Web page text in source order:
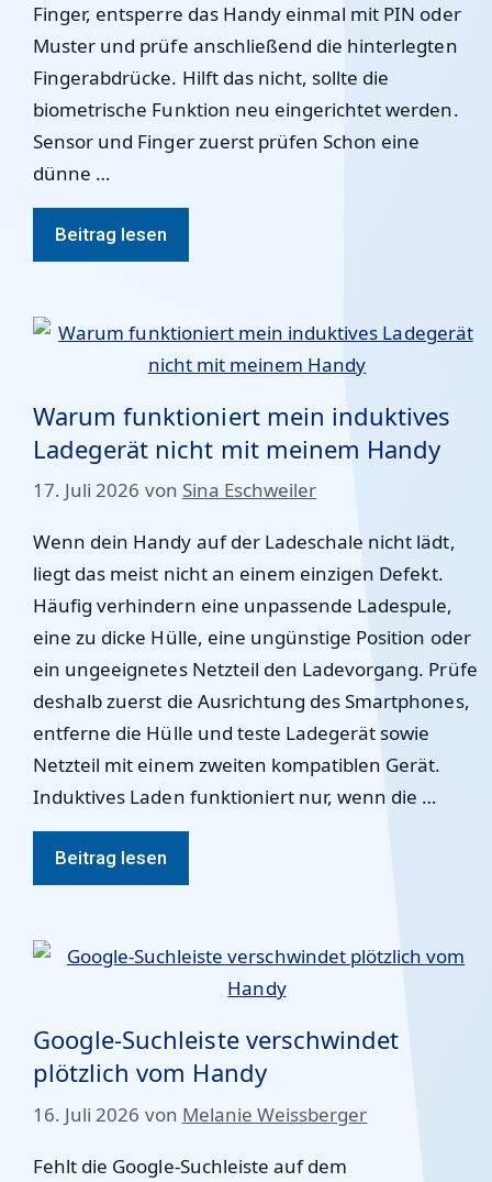
Finger, entsperre das Handy einmal mit PIN oder
Muster und prüfe anschließend die hinterlegten
Fingerabdrücke. Hilft das nicht, sollte die
biometrische Funktion neu eingerichtet werden.
Sensor und Finger zuerst prüfen Schon eine
dünne …
Beitrag lesen
Warum funktioniert mein induktives
Ladegerät nicht mit meinem Handy
17. Juli 2026 von Sina Eschweiler
Wenn dein Handy auf der Ladeschale nicht lädt,
liegt das meist nicht an einem einzigen Defekt.
Häufig verhindern eine unpassende Ladespule,
eine zu dicke Hülle, eine ungünstige Position oder
ein ungeeignetes Netzteil den Ladevorgang. Prüfe
deshalb zuerst die Ausrichtung des Smartphones,
entferne die Hülle und teste Ladegerät sowie
Netzteil mit einem zweiten kompatiblen Gerät.
Induktives Laden funktioniert nur, wenn die …
Beitrag lesen
Google-Suchleiste verschwindet
plötzlich vom Handy
16. Juli 2026 von Melanie Weissberger
Fehlt die Google-Suchleiste auf dem